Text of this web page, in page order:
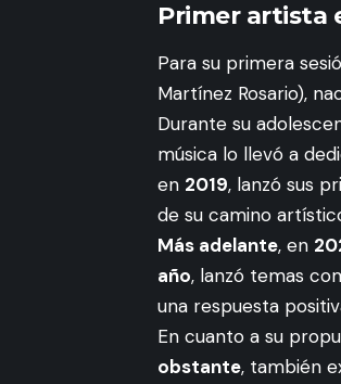
Primer artista
Para su primera
Martínez Rosario),
Durante su
música lo llevó a
en 2019, lanzó sus
de su camino
Más adelante, en
año, lanzó temas
una respuesta
En cuanto a su
obstante, también